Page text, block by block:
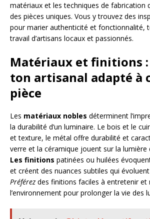
matériaux et les techniques de fabrication
des pièces uniques. Vous y trouvez des
pour marier authenticité et fonctionnalité,
travail d’artisans locaux et passionnés.
Matériaux et finitions
ton artisanal adapté à
pièce
Les matériaux nobles déterminent
la durabilité d’un luminaire. Le bois et le
et texture, le métal offre durabilité et
verre et la céramique jouent sur la lumière
Les finitions patinées ou huilées
et créent des nuances subtiles qui
Préférez des finitions faciles à entretenir et
l’environnement pour prolonger la vie des